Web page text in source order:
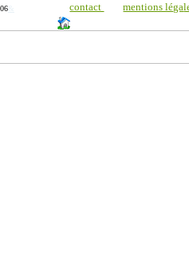
contact mentions léga